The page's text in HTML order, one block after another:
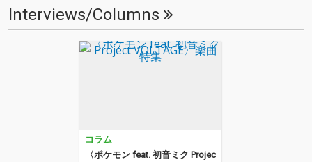
Interviews/Columns
コラム
〈ポケモン feat. 初音ミク Projec